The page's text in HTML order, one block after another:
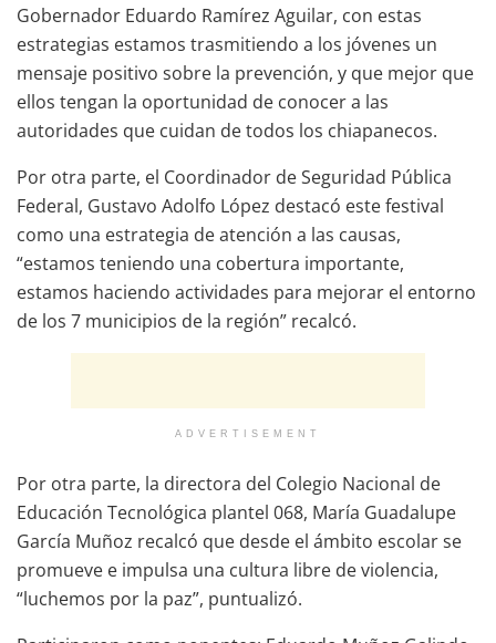
Gobernador Eduardo Ramírez Aguilar, con estas
estrategias estamos trasmitiendo a los jóvenes un
mensaje positivo sobre la prevención, y que mejor que
ellos tengan la oportunidad de conocer a las
autoridades que cuidan de todos los chiapanecos.
Por otra parte, el Coordinador de Seguridad Pública
Federal, Gustavo Adolfo López destacó este festival
como una estrategia de atención a las causas,
“estamos teniendo una cobertura importante,
estamos haciendo actividades para mejorar el entorno
de los 7 municipios de la región” recalcó.
ADVERTISEMENT
Por otra parte, la directora del Colegio Nacional de
Educación Tecnológica plantel 068, María Guadalupe
García Muñoz recalcó que desde el ámbito escolar se
promueve e impulsa una cultura libre de violencia,
“luchemos por la paz”, puntualizó.